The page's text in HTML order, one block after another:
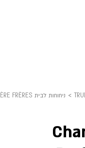
> ניחוחות לבית CARRIÈRE FRÈRES